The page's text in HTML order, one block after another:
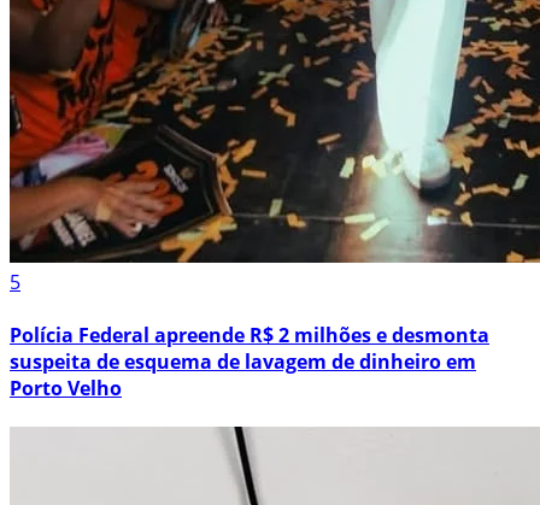
5
Polícia Federal apreende R$ 2 milhões e desmonta
suspeita de esquema de lavagem de dinheiro em
Porto Velho